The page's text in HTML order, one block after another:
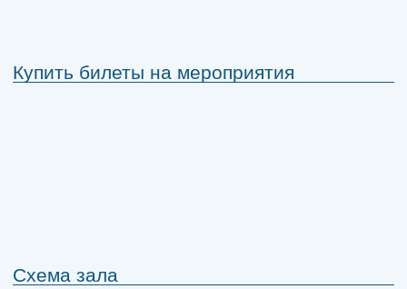
Купить билеты на мероприятия
Схема зала